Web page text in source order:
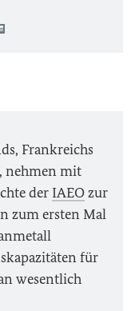
Frankreichs
nehmen mit
der IAEOzur
zum ersten Mal
für
wesentlich